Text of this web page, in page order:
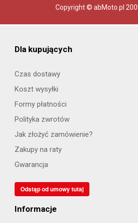
Copyright © abMoto.pl
Dla kupujących
Czas dostawy
Koszt wysyłki
Formy płatności
Polityka zwrotów
Jak złożyć zamówienie?
Zakupy na raty
Gwarancja
Odstąp od umowy tutaj
Informacje